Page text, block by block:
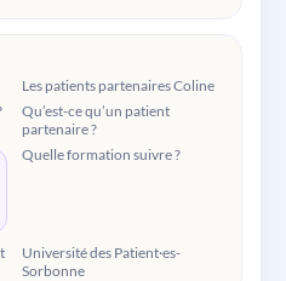
Les patients partenaires Coline
Qu’est-ce qu’un patient
partenaire ?
Quelle formation suivre ?
Université des Patient·es-
Sorbonne